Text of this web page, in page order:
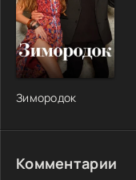
Зимородок
Комментарии